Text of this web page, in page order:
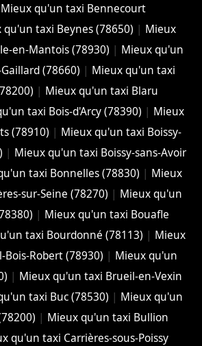
Mieux qu'un taxi Bennecourt
qu'un taxi Beynes (78650) | Mieux
en-Mantois (78930) | Mieux qu'un
(78660) | Mieux qu'un taxi
| Mieux qu'un taxi Blaru
taxi Bois-d'Arcy (78390) | Mieux
(78910) | Mieux qu'un taxi Boissy-
| Mieux qu'un taxi Boissy-sans-Avoir
taxi Bonnelles (78830) | Mieux
sur-Seine (78270) | Mieux qu'un
| Mieux qu'un taxi Bouafle
taxi Bourdonné (78113) | Mieux
Robert (78930) | Mieux qu'un
| Mieux qu'un taxi Brueil-en-Vexin
taxi Buc (78530) | Mieux qu'un
| Mieux qu'un taxi Bullion
qu'un taxi Carrières-sous-Poissy